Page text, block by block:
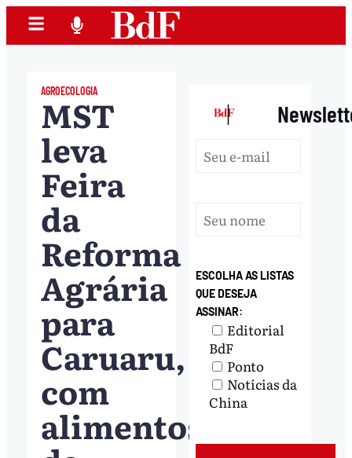
AGROECOLOGIA
MST
leva
Feira
da
Reforma
Agrária
para
Caruaru,
com
alimentos
|
ESCOLHA AS LISTAS
QUE DESEJA
ASSINAR:
Editorial
BdF
Ponto
Notícias da
China